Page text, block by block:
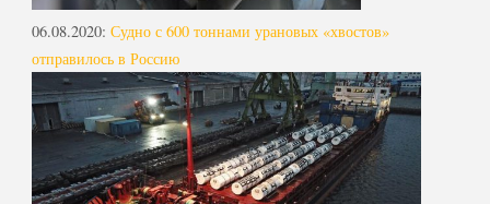
06.08.2020: Судно с 600 тоннами урановых «хвостов»
отправилось в Россию